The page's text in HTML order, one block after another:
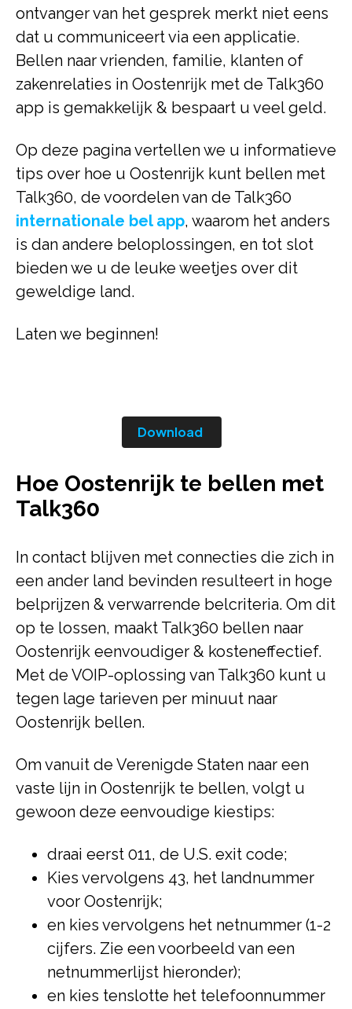
ontvanger van het gesprek merkt niet eens
dat u communiceert via een applicatie.
Bellen naar vrienden, familie, klanten of
zakenrelaties in Oostenrijk met de Talk360
app is gemakkelijk & bespaart u veel geld.
Op deze pagina vertellen we u informatieve
tips over hoe u Oostenrijk kunt bellen met
Talk360, de voordelen van de Talk360
internationale bel app, waarom het anders
is dan andere beloplossingen, en tot slot
bieden we u de leuke weetjes over dit
geweldige land.
Laten we beginnen!
Download
Hoe Oostenrijk te bellen met
Talk360
In contact blijven met connecties die zich in
een ander land bevinden resulteert in hoge
belprijzen & verwarrende belcriteria. Om dit
op te lossen, maakt Talk360 bellen naar
Oostenrijk eenvoudiger & kosteneffectief.
Met de VOIP-oplossing van Talk360 kunt u
tegen lage tarieven per minuut naar
Oostenrijk bellen.
Om vanuit de Verenigde Staten naar een
vaste lijn in Oostenrijk te bellen, volgt u
gewoon deze eenvoudige kiestips:
draai eerst 011, de U.S. exit code;
Kies vervolgens 43, het landnummer
voor Oostenrijk;
en kies vervolgens het netnummer (1-2
cijfers. Zie een voorbeeld van een
netnummerlijst hieronder);
en kies tenslotte het telefoonnummer